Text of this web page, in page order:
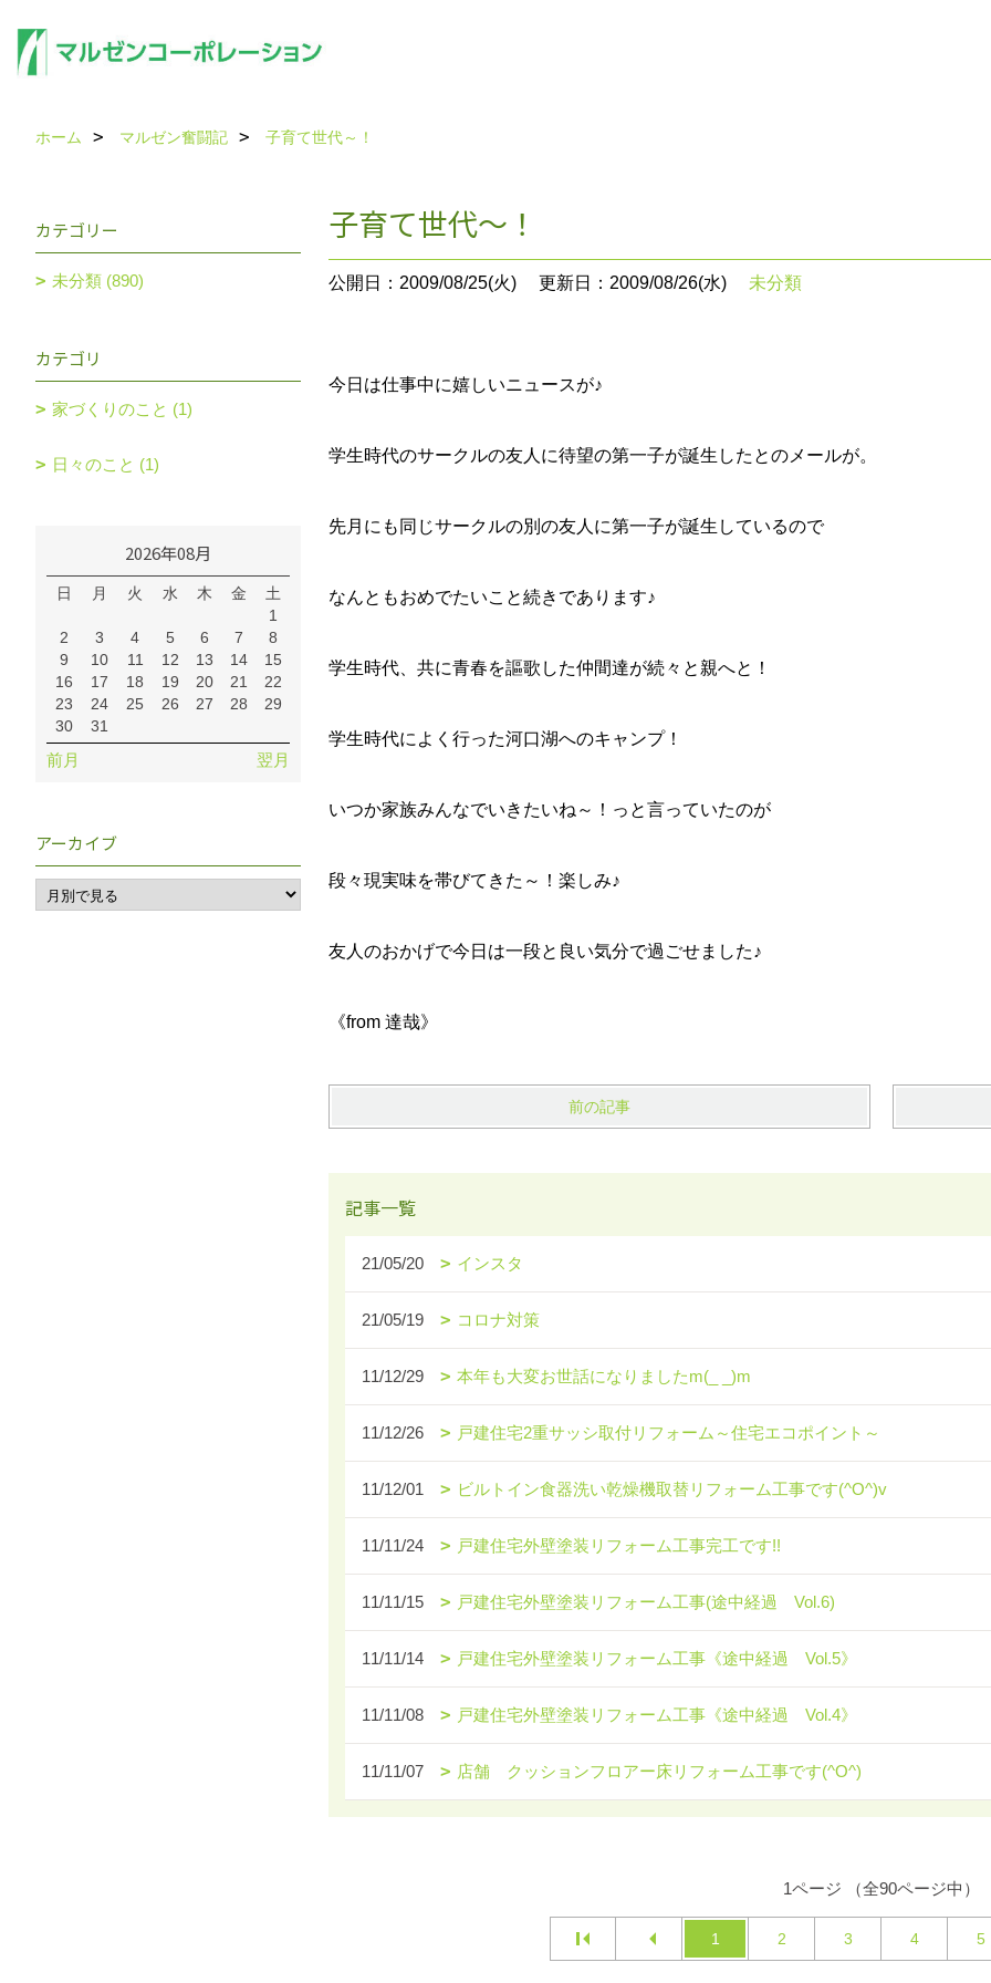
ホーム マルゼン奮闘記 子育て世代～！
子育て世代～！
公開日：2009/08/25(火) 更新日：2009/08/26(水) 未分類
今日は仕事中に嬉しいニュースが♪
学生時代のサークルの友人に待望の第一子が誕生したとのメールが。
先月にも同じサークルの別の友人に第一子が誕生しているので
なんともおめでたいこと続きであります♪
学生時代、共に青春を謳歌した仲間達が続々と親へと！
学生時代によく行った河口湖へのキャンプ！
いつか家族みんなでいきたいね～！っと言っていたのが
段々現実味を帯びてきた～！楽しみ♪
友人のおかげで今日は一段と良い気分で過ごせました♪
《from 達哉》
前の記事
記事一覧
21/05/20 インスタ
21/05/19 コロナ対策
11/12/29 本年も大変お世話になりましたm(_ _)m
11/12/26 戸建住宅2重サッシ取付リフォーム～住宅エコポイント～
11/12/01 ビルトイン食器洗い乾燥機取替リフォーム工事です(^O^)v
11/11/24 戸建住宅外壁塗装リフォーム工事完工です!!
11/11/15 戸建住宅外壁塗装リフォーム工事(途中経過 Vol.6)
11/11/14 戸建住宅外壁塗装リフォーム工事《途中経過 Vol.5》
11/11/08 戸建住宅外壁塗装リフォーム工事《途中経過 Vol.4》
11/11/07 店舗 クッションフロアー床リフォーム工事です(^O^)
1ページ （全90ページ中）
1 2 3 4 5
カテゴリー
未分類 (890)
カテゴリ
家づくりのこと (1)
日々のこと (1)
2026年08月
日 月 火 水 木 金
土
1
2
3 4 5 6 7
8
9
10 11 12 13 14
15
16
17 18 19 20 21
22
23
24 25 26 27 28
29
30
31
前月 翌月
アーカイブ